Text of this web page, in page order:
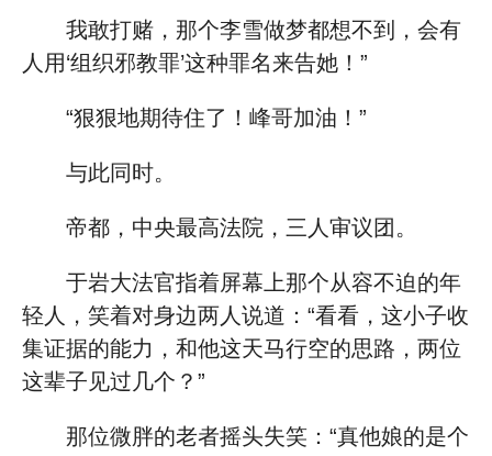
我敢打赌，那个李雪做梦都想不到，会有
人用‘组织邪教罪’这种罪名来告她！”
“狠狠地期待住了！峰哥加油！”
与此同时。
帝都，中央最高法院，三人审议团。
于岩大法官指着屏幕上那个从容不迫的年
轻人，笑着对身边两人说道：“看看，这小子收
集证据的能力，和他这天马行空的思路，两位
这辈子见过几个？”
那位微胖的老者摇头失笑：“真他娘的是个